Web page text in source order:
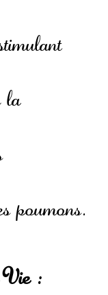
la
poumons.
Vie :